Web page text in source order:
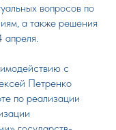
вопросов по
а также решения
с
Петренко
по реализации